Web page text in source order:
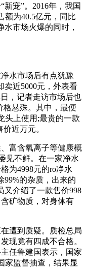
宠”。2016年，我国
额为40.5亿元，同比
水市场火爆的同时，
水市场后有点犹豫
卖近5000元，外表看
，记者走访市场后也
格悬殊。其中，最便
头上使用;最贵的一款
价近万元。
富含氧离子等健康概
见不鲜。在一家净水
为4998元的ro净水
99%的杂质，出来的
又介绍了一款售价998
矿物质，对身体有
遭到质疑。质检总局
现竟有四成不合格。
任鲁建国表示，国家
家监督抽查，结果显